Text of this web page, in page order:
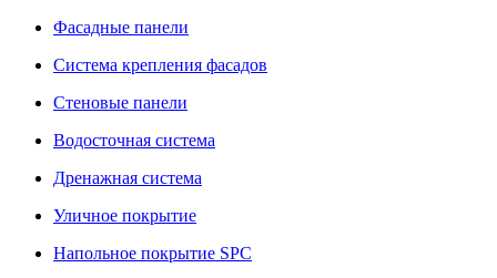
Фасадные панели
Система крепления фасадов
Стеновые панели
Водосточная система
Дренажная система
Уличное покрытие
Напольное покрытие SPC